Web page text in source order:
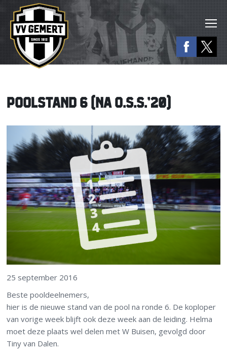
POOLSTAND 6 (NA O.S.S.’20)
25 september 2016
Beste pooldeelnemers,
hier is de nieuwe stand van de pool na ronde 6. De koploper
van vorige week blijft ook deze week aan de leiding. Helma
moet deze plaats wel delen met W Buisen, gevolgd door
Tiny van Dalen.